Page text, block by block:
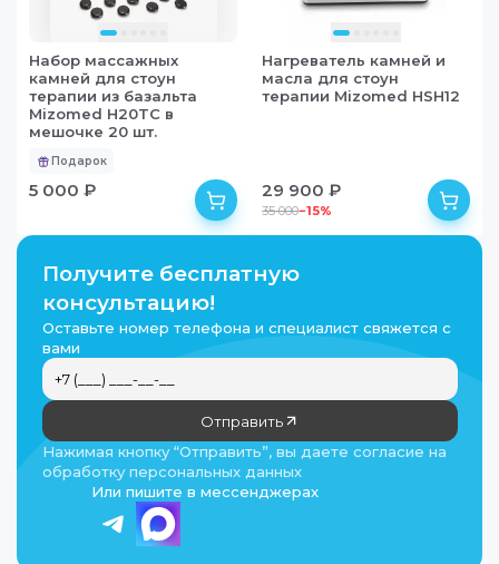
Набор массажных
камней для стоун
терапии из базальта
Mizomed H20TC в
мешочке 20 шт.
Подарок
5 000 ₽
Нагреватель камней и
масла для стоун
терапии Mizomed HSH12
29 900 ₽
35 000−15%
Получите бесплатную
консультацию!
Оставьте номер телефона и специалист свяжется с
вами
Отправить
Нажимая кнопку “Отправить”, вы даете согласие на
обработку персональных данных
Или пишите в мессенджерах